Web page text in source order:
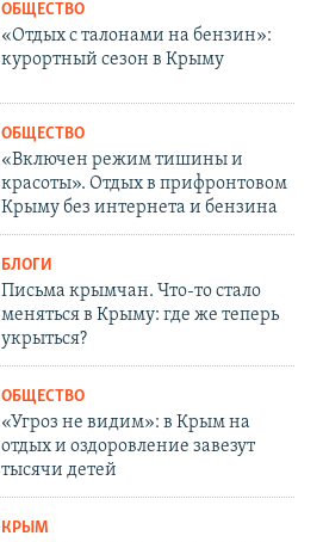
ОБЩЕСТВО
«Отдых с талонами на бензин»:
курортный сезон в Крыму
ОБЩЕСТВО
«Включен режим тишины и
красоты». Отдых в прифронтовом
Крыму без интернета и бензина
БЛОГИ
Письма крымчан. Что-то стало
меняться в Крыму: где же теперь
укрыться?
ОБЩЕСТВО
«Угроз не видим»: в Крым на
отдых и оздоровление завезут
тысячи детей
КРЫМ